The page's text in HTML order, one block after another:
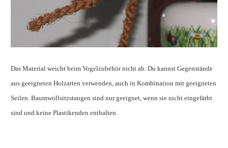
Das Material weicht beim Vogelzubehör nicht ab. Du kannst Gegenstände
aus geeigneten Holzarten verwenden, auch in Kombination mit geeigneten
Seilen. Baumwollsitzstangen sind nur geeignet, wenn sie nicht eingefärbt
sind und keine Plastikenden enthalten.